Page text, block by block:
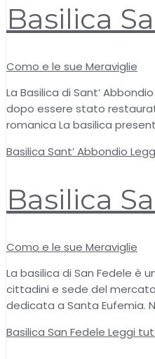
Basilica
Como e le sue Meraviglie
La Basilica di Sant’
dopo essere stato
romanica La basilica
Basilica Sant’ Abbondio
Basilica
Como e le sue Meraviglie
La basilica di San Fedele è
cittadini e sede del mercato
dedicata a Santa Eufemia.
Basilica San Fedele Leggi